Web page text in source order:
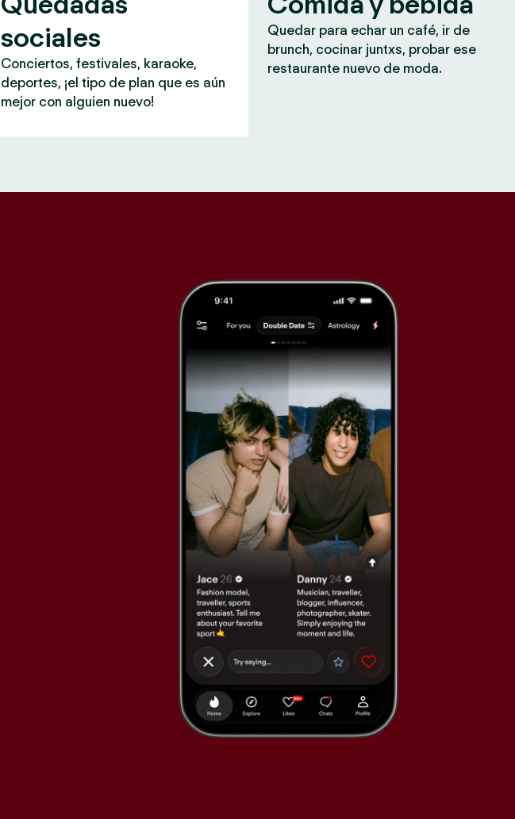
sociales
Conciertos, festivales, karaoke,
deportes, ¡el tipo de plan que es aún
mejor con alguien nuevo!
Quedar para echar un café, ir de
brunch, cocinar juntxs, probar ese
restaurante nuevo de moda.